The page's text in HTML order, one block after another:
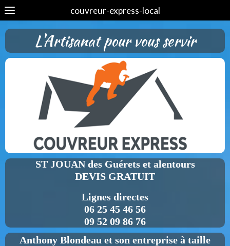
couvreur-express-local
L'Artisanat pour vous servir
ST JOUAN des Guérets et alentours
DEVIS GRATUIT
Lignes directes
06 25 45 46 56
09 52 09 86 76
Anthony Blondeau et son entreprise à taille